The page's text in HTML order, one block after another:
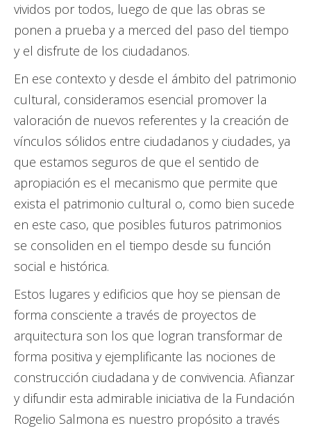
vividos por todos, luego de que las obras se
ponen a prueba y a merced del paso del tiempo
y el disfrute de los ciudadanos.
En ese contexto y desde el ámbito del patrimonio
cultural, consideramos esencial promover la
valoración de nuevos referentes y la creación de
vínculos sólidos entre ciudadanos y ciudades, ya
que estamos seguros de que el sentido de
apropiación es el mecanismo que permite que
exista el patrimonio cultural o, como bien sucede
en este caso, que posibles futuros patrimonios
se consoliden en el tiempo desde su función
social e histórica.
Estos lugares y edificios que hoy se piensan de
forma consciente a través de proyectos de
arquitectura son los que logran transformar de
forma positiva y ejemplificante las nociones de
construcción ciudadana y de convivencia. Afianzar
y difundir esta admirable iniciativa de la Fundación
Rogelio Salmona es nuestro propósito a través